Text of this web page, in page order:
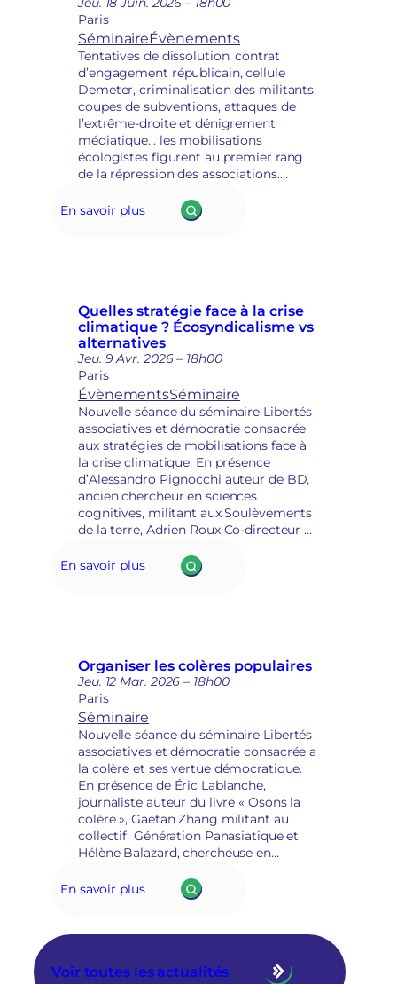
l
d
é
p
o
l
i
t
i
s
t
i
s
d
é
m
o
c
r
a
t
q
r
e
p
r
s
e
e
n
m
a
i
n
s
c
i
r
Paris
SéminaireÉvènements
Tentatives de dissolution, contrat
d’engagement républicain, cellule
Demeter, criminalisation des militants,
coupes de subventions, attaques de
l’extrême-droite et dénigrement
médiatique… les mobilisations
écologistes figurent au premier rang
de la répression des associations.
défavorable ? Quelles stratégies
déployer, non seulement face à la
En savoir plus
Quelles stratégie face à la crise
climatique ? Écosyndicalisme vs
alternatives
Jeu. 9 Avr. 2026 – 18h00
Paris
ÉvènementsSéminaire
Nouvelle séance du séminaire Libertés
associatives et démocratie consacrée
aux stratégies de mobilisations face à
la crise climatique. En présence
d’Alessandro Pignocchi auteur de BD,
ancien chercheur en sciences
cognitives, militant aux Soulèvements
de la terre, Adrien Roux Co-directeur de
Présidente de Locataires Ensemble.
En savoir plus
Organiser les colères populaires
Jeu. 12 Mar. 2026 – 18h00
Paris
Séminaire
Nouvelle séance du séminaire Libertés
associatives et démocratie consacrée a
la colère et ses vertue démocratique.
En présence de Éric Lablanche,
journaliste auteur du livre « Osons la
colère », Gaëtan Zhang militant au
collectif Génération Panasiatique et
Hélène Balazard, chercheuse en
de l’Institut Alinsky.
En savoir plus
Voir toutes les actualités